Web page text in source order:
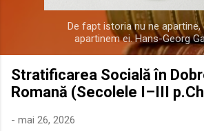
De fapt istoria nu ne apartine,
apartinem ei. Hans-Georg
Stratificarea Socială în
Romană (Secolele I–III
- mai 26, 2026